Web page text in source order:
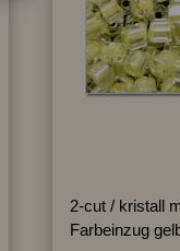
2-cut / kristall
Farbeinzug